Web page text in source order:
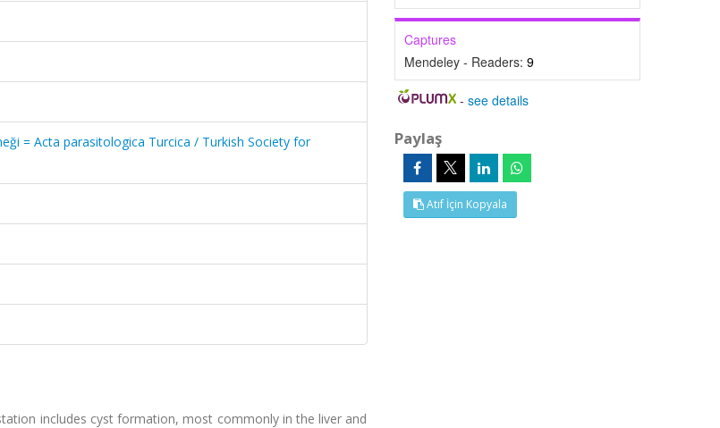
= Acta parasitologica Turcica / Turkish Society for
includes cyst formation, most commonly in the liver and
Captures
Mendeley - Readers: 9
-see details
Paylaş
Atıf İçin Kopyala